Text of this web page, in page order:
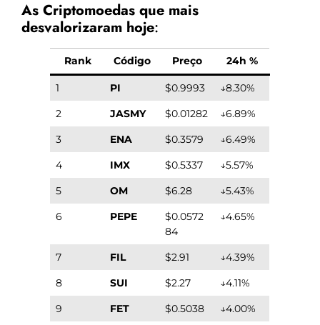
As Criptomoedas que mais
desvalorizaram hoje:
Rank Código Preço 24h %
1 PI $0.9993
↓8.30%
2
JASMY $0.01282
↓6.89%
3
ENA $0.3579
↓6.49%
4
IMX $0.5337
↓5.57%
5
OM $6.28
↓5.43%
6
PEPE
$0.0572
84
↓4.65%
7 FIL $2.91
↓4.39%
8
SUI $2.27
↓4.11%
9
FET $0.5038
↓4.00%